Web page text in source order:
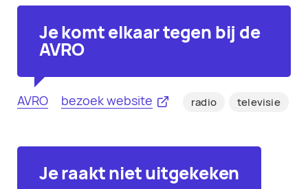
Je komt elkaar tegen bij de
AVRO
AVRO bezoek website radio televisie
Je raakt niet uitgekeken